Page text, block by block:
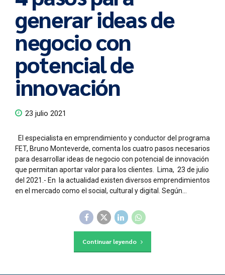
generar ideas de
negocio con
potencial de
innovación
23 julio 2021
El especialista en emprendimiento y conductor del programa
FET, Bruno Monteverde, comenta los cuatro pasos necesarios
para desarrollar ideas de negocio con potencial de innovación
que permitan aportar valor para los clientes. Lima, 23 de julio
del 2021.- En la actualidad existen diversos emprendimientos
en el mercado como el social, cultural y digital. Según...
Continuar leyendo